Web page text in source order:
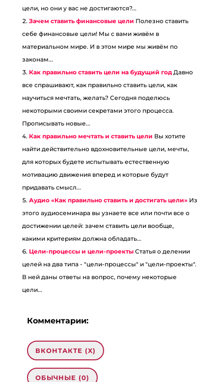
цели, но они у вас не достигаются?...
Зачем ставить финансовые цели Полезно ставить
себе финансовые цели! Мы с вами живём в
материальном мире. И в этом мире мы живём по
законам...
Как правильно ставить цели на будущий год Давно
все спрашивают, как правильно ставить цели, как
научиться мечтать, желать? Сегодня поделюсь
некоторыми своими секретами этого процесса.
Прописывать новые...
Как правильно мечтать и ставить цели Вы хотите
найти действительно вдохновительные цели, мечты,
для которых будете испытывать естественную
мотивацию движения вперед и которые будут
придавать смысл...
Аудио «Как правильно ставить и достигать цели» Из
этого аудиосеминара вы узнаете все или почти все о
достижении целей: зачем ставить цели вообще,
какими критериям должна обладать...
Цели-процессы и цели-проекты Статья о делении
целей на два типа - "цели-процессы" и "цели-проекты".
В ней даны ответы на вопрос, почему некоторые
цели...
Комментарии:
ВКОНТАКТЕ (X)
ОБЫЧНЫЕ (0)